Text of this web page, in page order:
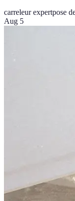
carreleur expertpose
Aug 5